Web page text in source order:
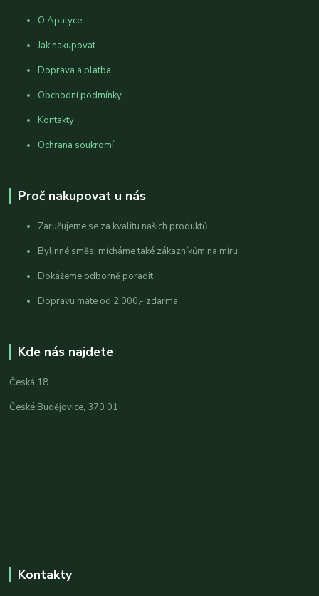
O Apatyce
Jak nakupovat
Doprava a platba
Obchodní podmínky
Kontakty
Ochrana soukromí
Proč nakupovat u nás
Zaručujeme se za kvalitu našich produktů
Bylinné směsi mícháme také zákazníkům na míru
Dokážeme odborně poradit
Dopravu máte od 2 000,- zdarma
Kde nás najdete
Česká 18
České Budějovice, 370 01
Kontakty